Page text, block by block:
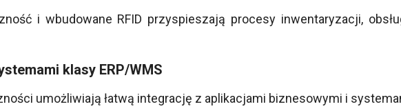
i wbudowane RFID przyspieszają procesy inwentaryzacji,
klasy ERP/WMS
umożliwiają łatwą integrację z aplikacjami biznesowymi i